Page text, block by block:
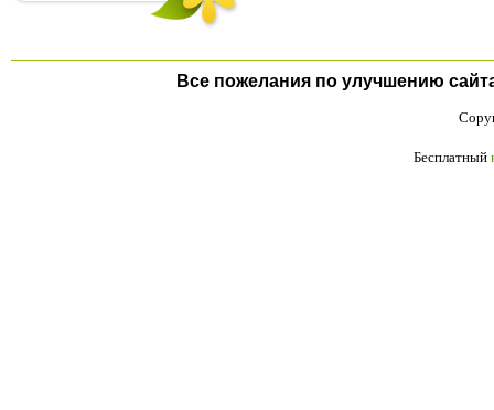
Все пожелания по улучшению
Бесплатный